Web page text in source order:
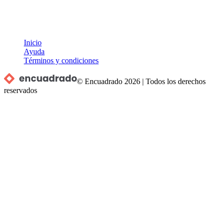
Inicio
Ayuda
Términos y condiciones
© Encuadrado 2026 |Todos los derechos
reservados